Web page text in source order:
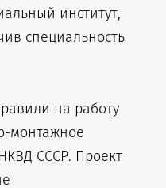
институт,
специальность
на работу
монтажное
СССР. Проект